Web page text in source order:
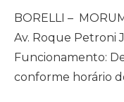
BORELLI –
Av. Roque Petroni
Funcionamento:
conforme horário